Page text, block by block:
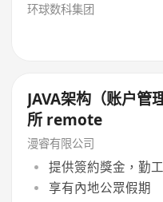
环球数科集团
JAVA架构（账户管
所 remote
漫睿有限公司
提供簽約獎金，勤
享有內地公眾假期